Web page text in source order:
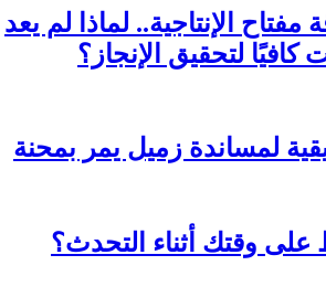
مفتاح الإنتاجية.. لماذا لم يعد
كافيًا لتحقيق الإنجاز؟
وقتك أثناء التحدث؟